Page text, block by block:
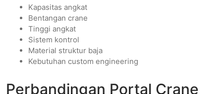
Kapasitas angkat
Bentangan crane
Tinggi angkat
Sistem kontrol
Material struktur baja
Kebutuhan custom engineering
Perbandingan Portal Crane